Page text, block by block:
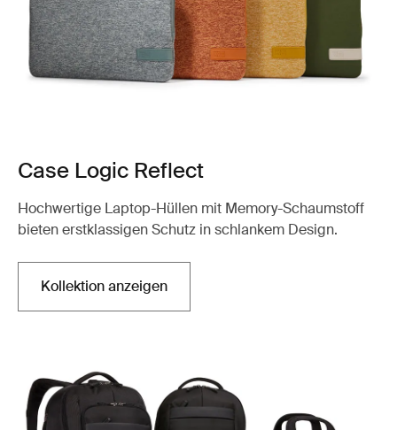
Case Logic Reflect
Hochwertige Laptop-Hüllen mit Memory-Schaumstoff
bieten erstklassigen Schutz in schlankem Design.
Kollektion anzeigen